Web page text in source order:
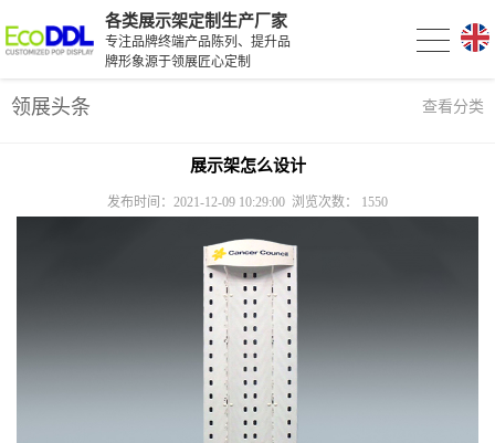
各类展示架定制生产厂家
专注品牌终端产品陈列、提升品
牌形象源于领展匠心定制
领展头条 查看分类
展示架怎么设计
发布时间：2021-12-09 10:29:00 浏览次数： 1550